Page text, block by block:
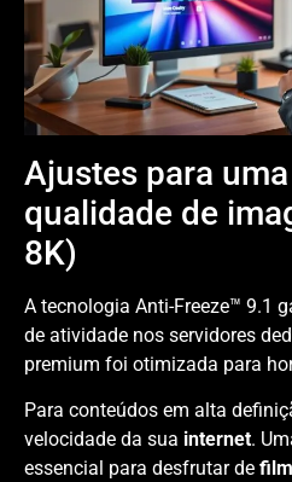
Ajustes para
qualidade de
8K)
A tecnologia Anti-Freeze™ 9.1
de atividade nos servidores
premium foi otimizada para
Para conteúdos em alta
velocidade da sua internet.
essencial para desfrutar de